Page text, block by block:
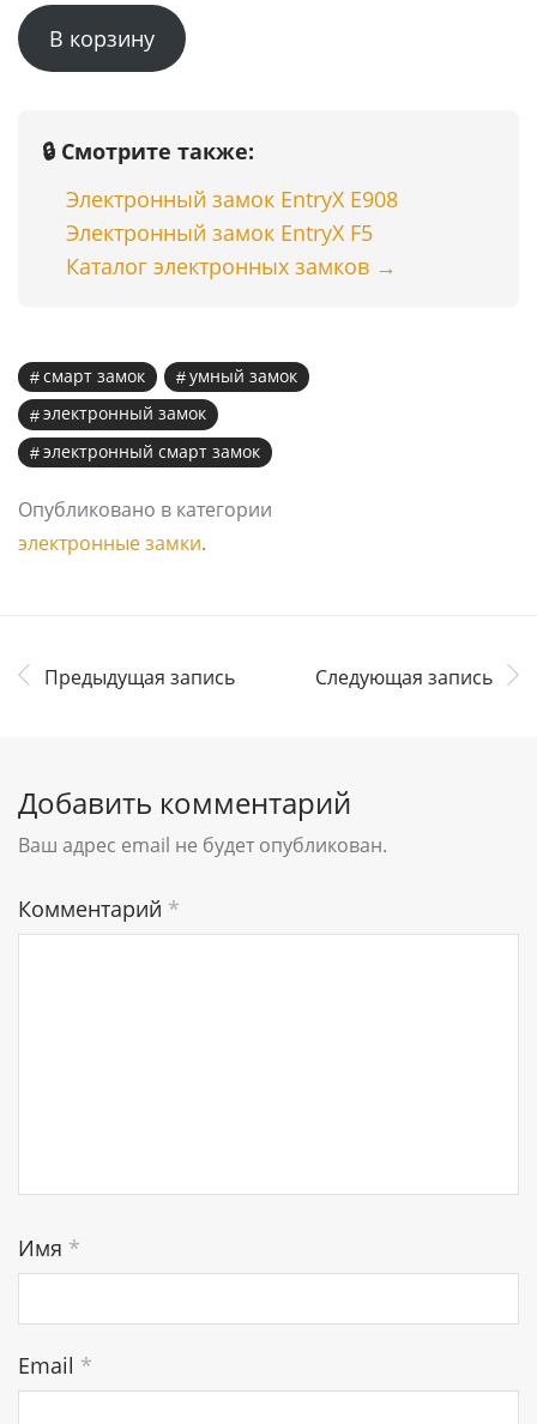
цена
составляла
75500 ₸.
59999 ₸.
В корзину
🔒 Смотрите также:
Электронный замок EntryX E908
Электронный замок EntryX F5
Каталог электронных замков →
смарт замок
умный замок
электронный замок
электронный смарт замок
Опубликовано в категории
электронные замки.
Предыдущая запись Следующая запись
Добавить комментарий
Ваш адрес email не будет опубликован.
Комментарий *
Имя *
Email *